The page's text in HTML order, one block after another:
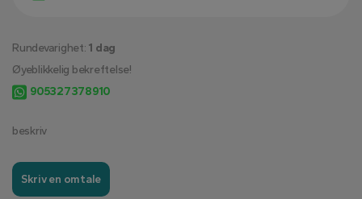
beskriv
Skriv en omtale
Rundevarighet: 1 dag
Øyeblikkelig bekreftelse!
905327378910